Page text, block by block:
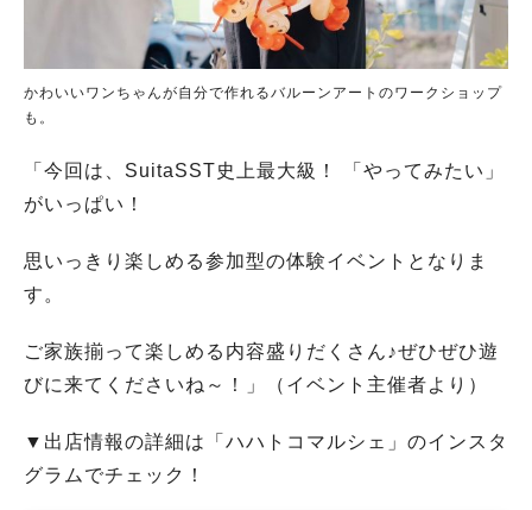
かわいいワンちゃんが自分で作れるバルーンアートのワークショップ
も。
「今回は、SuitaSST史上最大級！ 「やってみたい」
がいっぱい！
思いっきり楽しめる参加型の体験イベントとなりま
す。
ご家族揃って楽しめる内容盛りだくさん♪ぜひぜひ遊
びに来てくださいね～！」（イベント主催者より）
▼出店情報の詳細は「ハハトコマルシェ」のインスタ
グラムでチェック！